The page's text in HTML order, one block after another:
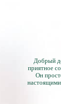
Добрый
приятное
Он